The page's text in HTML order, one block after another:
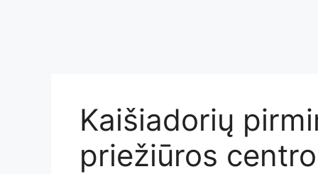
Kaišiadorių
priežiūros